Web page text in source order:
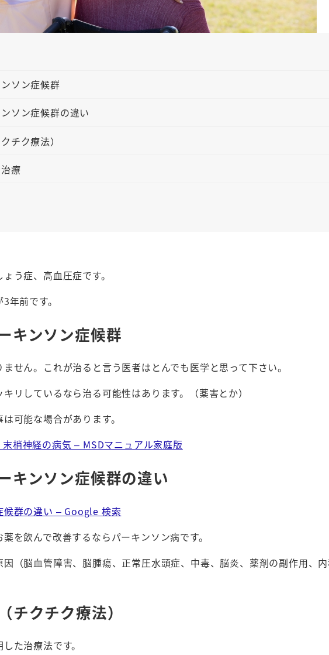
ソン症候群
ソン症候群の違い
チク療法）
療
う症、高血圧症です。
年前です。
キンソン症候群
せん。これが治ると言う医者はとんでも医学と思って下さい。
リしているなら治る可能性はあります。（薬害とか）
可能な場合があります。
梢神経の病気 – MSDマニュアル家庭版
キンソン症候群の違い
候群の違い – Google 検索
を飲んで改善するならパーキンソン病です。
（脳血管障害、脳腫瘍、正常圧水頭症、中毒、脳炎、薬剤の副作用、
チクチク療法）
た治療法です。